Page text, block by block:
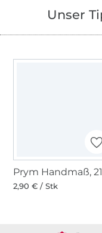
Unser
2,90 € / Stk